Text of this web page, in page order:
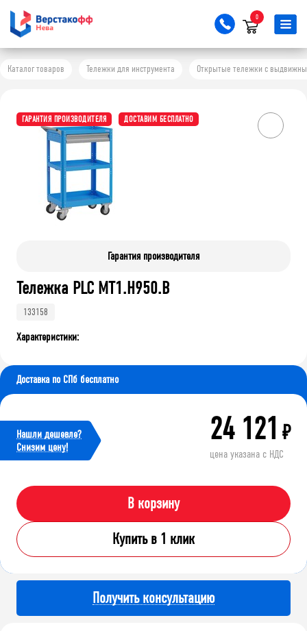
0
Каталог товаров Тележки для инструмента Открытые тележки с
ГАРАНТИЯ ПРОИЗВОДИТЕЛЯ ДОСТАВИМ БЕСПЛАТНО
Гарантия производителя
Тележка PLC МT1.H950.В
133158
Характеристики:
Доставка по СПб бесплатно
Нашли дешевле?
Cнизим цену!
24 121 ₽
цена указана с НДС
В корзину
Купить в 1 клик
Получить консультацию